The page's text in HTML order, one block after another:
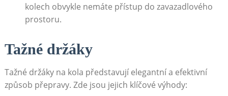
kolech obvykle nemáte přístup do zavazadlového
prostoru.
Tažné držáky
Tažné držáky na‍ kola ⁢představují ⁤elegantní a efektivní
způsob přepravy. Zde jsou jejich klíčové⁢ výhody: